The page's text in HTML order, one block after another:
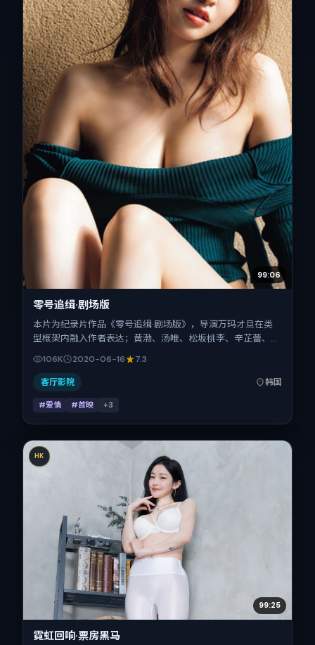
99:06
零号追缉·剧场版
本片为纪录片作品《零号追缉·剧场版》，导演万玛才旦在类
型框架内融入作者表达；黄渤、汤唯、松坂桃李、辛芷蕾、梁
朝伟、赵丽颖在片中承担多重关系线。故事类型为爱情，主拍
摄地与出品背景为韩国。上映时间 2020年6月16日（公映登
记日 2020-06-16），全片123分钟，节奏张弛有度。
106K 2020-06-16 7.3
客厅影院 韩国
#爱情 #首映 +3
HK
99:25
霓虹回响·票房黑马